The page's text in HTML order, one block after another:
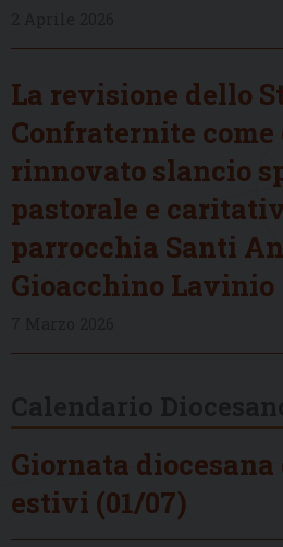
La revisione dello
Confraternite come
rinnovato slancio
pastorale e
parrocchia Santi
Gioacchino Lavinio
Giornata
estivi (01/07)